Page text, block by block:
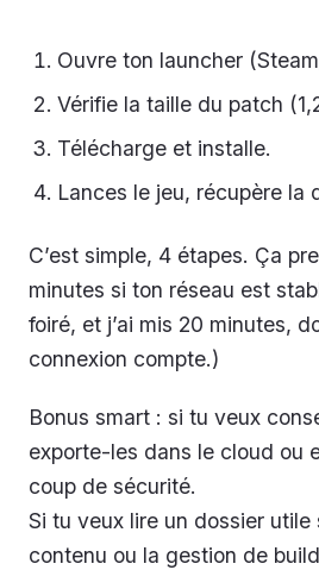
Ouvre ton launcher
Vérifie la taille du patch
Télécharge et installe.
Lances le jeu, récupère la
C’est simple, 4 étapes. Ça
minutes si ton réseau est
foiré, et j’ai mis 20 minutes,
connexion compte.)
Bonus smart : si tu veux
exporte-les dans le cloud ou
coup de sécurité.
Si tu veux lire un dossier
contenu ou la gestion de